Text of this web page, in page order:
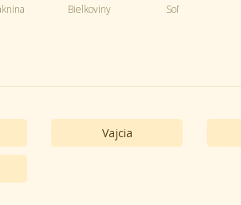
Bielkoviny Soľ
Vajcia